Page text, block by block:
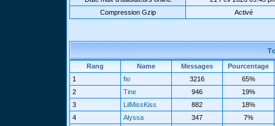
Compression Gzip
Activé
Rang Name Messages
Pourcentage
1
fio 3216
65%
2
Tine 946
19%
3
LilMissKiss 882
18%
4
Alyssa 347
7%